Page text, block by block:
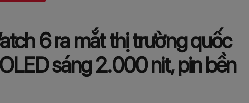
6 ra mắt thị trường quốc
sáng 2.000 nit, pin bền